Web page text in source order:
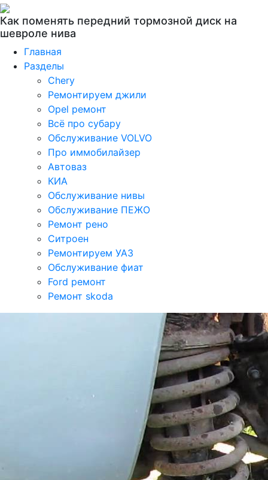
Как поменять передний тормозной диск на
шевроле нива
Главная
Разделы
Chery
Ремонтируем джили
Opel ремонт
Всё про субару
Обслуживание VOLVO
Про иммобилайзер
Автоваз
КИА
Обслуживание нивы
Обслуживание ПЕЖО
Ремонт рено
Ситроен
Ремонтируем УАЗ
Обслуживание фиат
Ford ремонт
Ремонт skoda